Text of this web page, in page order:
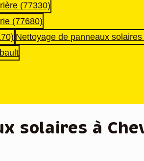
(77330)
(77680)
Nettoyage de panneaux
solaires à